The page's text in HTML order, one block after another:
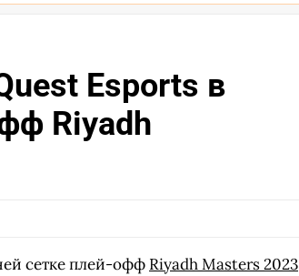
Esports в
Riyadh
сетке плей-офф Riyadh Masters 2023